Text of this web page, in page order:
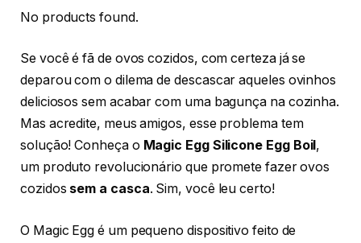
No products found.
Se você é fã de ovos cozidos, com certeza já se
deparou com o dilema de descascar aqueles ovinhos
deliciosos sem acabar com uma bagunça na cozinha.
Mas acredite, meus amigos, esse problema tem
solução! Conheça o Magic Egg Silicone Egg Boil,
um produto revolucionário que promete fazer ovos
cozidos sem a casca. Sim, você leu certo!
O Magic Egg é um pequeno dispositivo feito de